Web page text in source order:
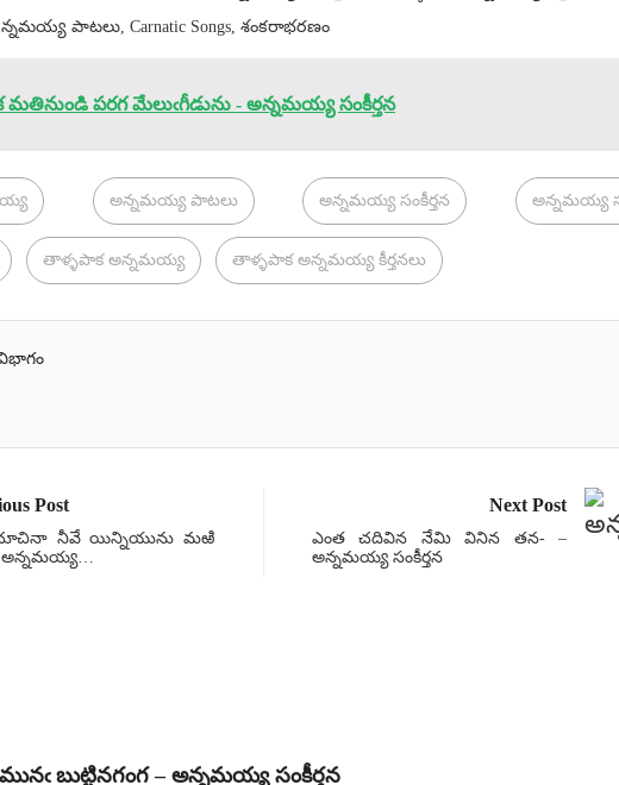
పాటలు, Carnatic Songs, శంకరాభరణం
పరగ మేలుఁగీడును - అన్నమయ్య సంకీర్తన
అన్నమయ్య పాటలు అన్నమయ్య సంకీర్తన అన్నమయ్య
తాళ్ళపాక అన్నమయ్య తాళ్ళపాక అన్నమయ్య కీర్తనలు
Post
నీవే యిన్నియును మఱి
అన్నమయ్య…
Next Post
ఎంత చదివిన నేమి వినిన తన- –
అన్నమయ్య సంకీర్తన
బుట్టినగంగ – అన్నమయ్య సంకీర్తన